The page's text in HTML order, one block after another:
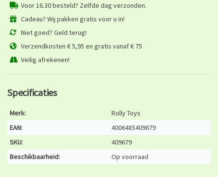
Voor 16.30 besteld? Zelfde dag verzonden.
Cadeau? Wij pakken gratis voor u in!
Niet goed? Geld terug!
Verzendkosten € 5,95 en gratis vanaf € 75
Veilig afrekenen!
Specificaties
Merk:
Rolly Toys
EAN:
4006485409679
SKU:
409679
Beschikbaarheid:
Op voorraad